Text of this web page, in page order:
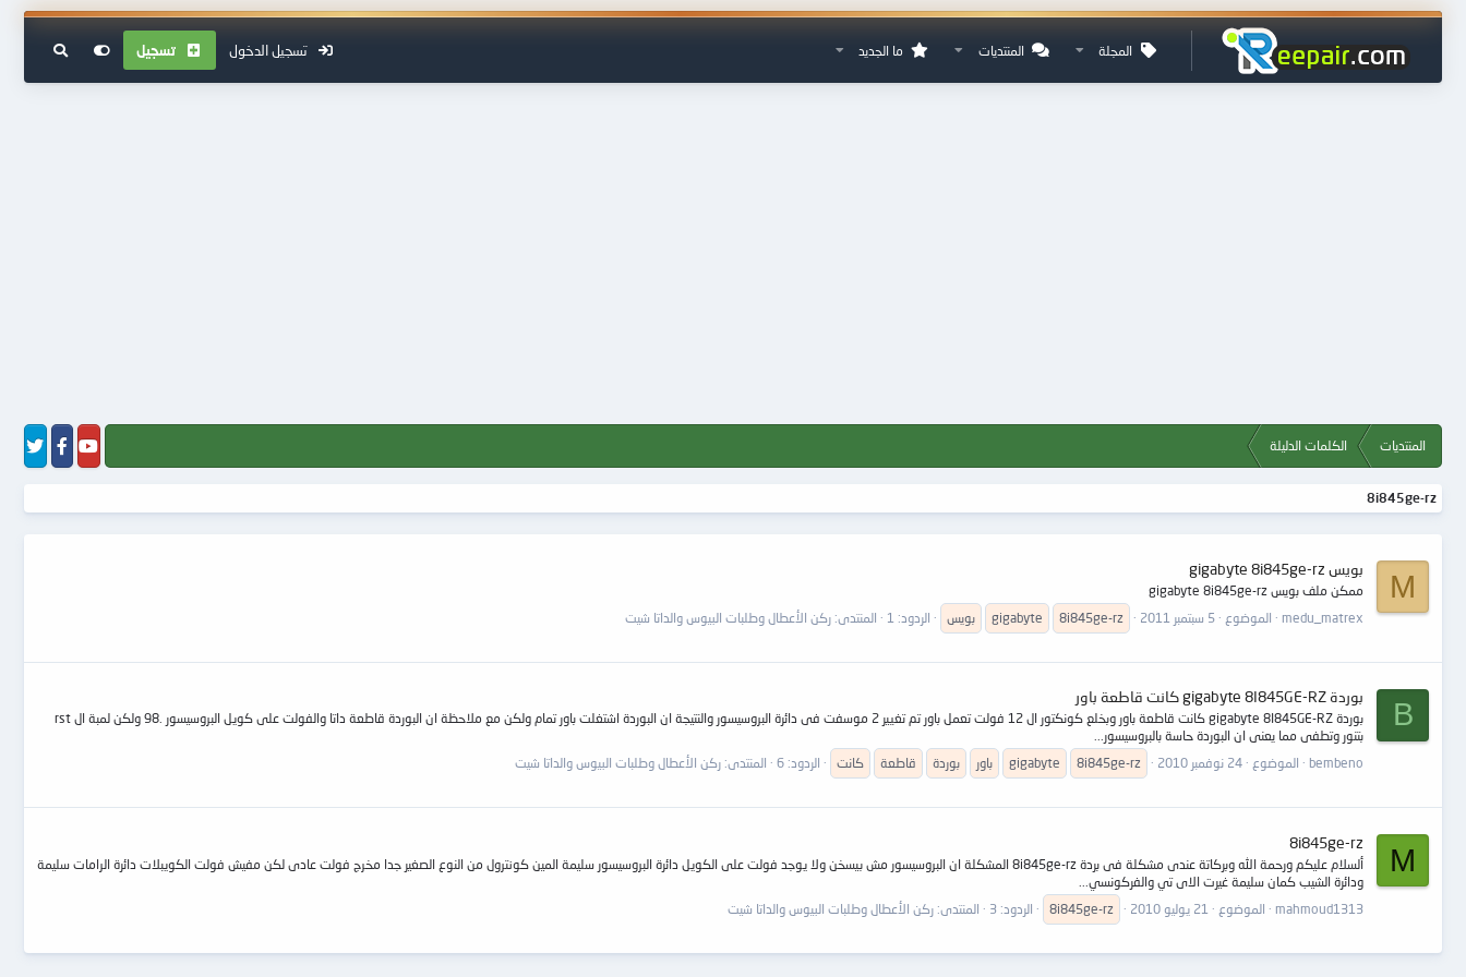
المجلة المنتديات ما الجديد تسجيل الدخول تسجيل
المنتديات الكلمات الدليلة
8i845ge-rz
M
بويس gigabyte 8i845ge-rz
ممكن ملف بويس gigabyte 8i845ge-rz
medu_matrex
الموضوع 5 سبتمبر 2011 8i845ge-rz
gigabyte بويس الردود: 1 المنتدى: ركن الأعطال وطلبات البيوس والداتا شيت
B
بوردة gigabyte 8I845GE-RZ كانت قاطعة باور
بوردة gigabyte 8I845GE-RZ كانت قاطعة باور وبخلع كونكتور ال 12 فولت تعمل باور تم تغيير 2 موسفت فى دائرة البروسيسور والنتيجة ان البوردة اشتغلت باور تمام ولكن مع ملاحظة ان البوردة قاطعة داتا والفولت على كويل البروسيسور .98 ولكن لمبة ال rst
بتنور وتطفى مما يعنى ان البوردة حاسة بالبروسيسور...
bembeno
الموضوع 24 نوفمبر 2010 8i845ge-rz
gigabyte باور بوردة قاطعة كانت الردود: 6 المنتدى: ركن الأعطال وطلبات البيوس والداتا شيت
M
8i845ge-rz
ألسلام عليكم ورحمة الله وبركاتة عندى مشكلة فى بردة 8i845ge-rz المشكلة ان البروسيسور مش بيسخن ولا يوجد فولت على الكويل دائرة البروسيسور سليمة المين كونترول من النوع الصغير جدا مخرج فولت عادى لكن مفيش فولت الكويبلات دائرة الرامات سليمة
ودائرة الشيب كمان سليمة غيرت الاى تي والفركونسي...
mahmoud1313
الموضوع 21 يوليو 2010 8i845ge-rz الردود: 3 المنتدى: ركن الأعطال وطلبات البيوس والداتا شيت